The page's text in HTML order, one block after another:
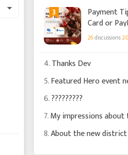
3
Payment
Card or
Easier Top-
26discussions
4.Thanks Dev
5.Featured Hero event
6.?????????
7.My impressions about
8.About the new district